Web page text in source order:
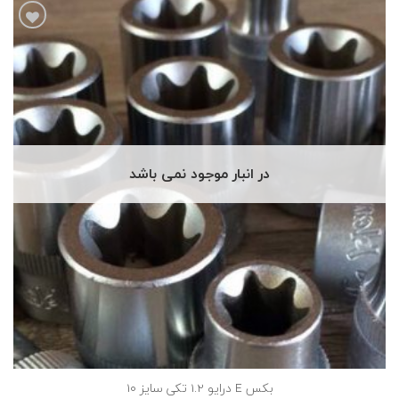
افزودن
به
علاقه
مندی
ها
در انبار موجود نمی باشد
بکس E درایو 1.2 تکی سایز 10